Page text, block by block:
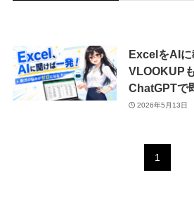
ExcelをAIに
VLOOKUP
ChatGPTで
2026年5月13日
1